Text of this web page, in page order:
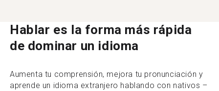
Hablar es la forma más rápida
de dominar un idioma
Aumenta tu comprensión, mejora tu pronunciación y
aprende un idioma extranjero hablando con nativos –